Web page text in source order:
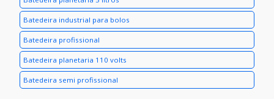
Batedeira industrial para bolos
Batedeira profissional
Batedeira planetaria 110 volts
Batedeira semi profissional